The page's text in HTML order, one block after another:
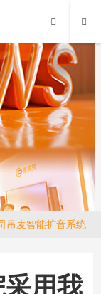
吊麦智能扩音系统
用我